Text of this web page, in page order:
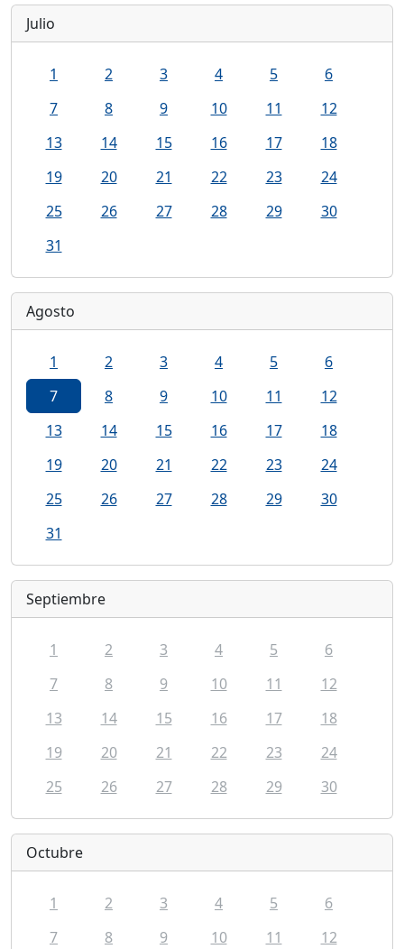
Julio
1 2 3 4 5
6
7
8 9 10 11
12
13
14 15 16 17
18
19
20 21 22 23
24
25
26 27 28 29
30
31
Agosto
1 2 3 4 5
6
7
8 9 10 11
12
13
14 15 16 17
18
19
20 21 22 23
24
25
26 27 28 29
30
31
Septiembre
1 2 3 4 5
6
7
8 9 10 11
12
13
14 15 16 17
18
19
20 21 22 23
24
25
26 27 28 29 30
Octubre
1 2 3 4 5
6
7
8 9 10 11
12